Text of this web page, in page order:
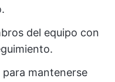
del equipo con
mantenerse